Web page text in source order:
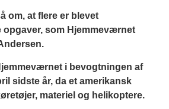
om, at flere er blevet
som Hjemmeværnet
i bevogtningen af
sidste år, da et amerikansk
materiel og helikoptere.